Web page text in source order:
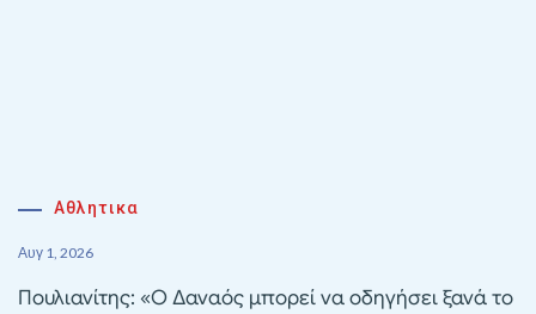
Αθλητικα
Αυγ 1, 2026
Πουλιανίτης: «Ο Δαναός μπορεί να οδηγήσει ξανά το